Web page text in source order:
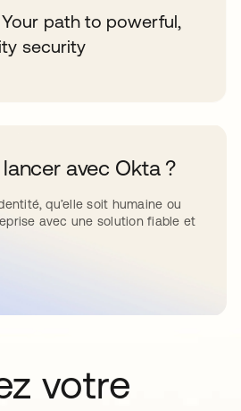
path to powerful,
security
avec Okta ?
qu’elle soit humaine ou
avec une solution fiable et
un nouvel onglet
votre